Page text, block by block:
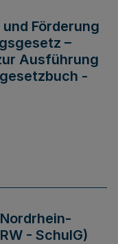
Förderung
–
Ausführung
-
- SchulG)